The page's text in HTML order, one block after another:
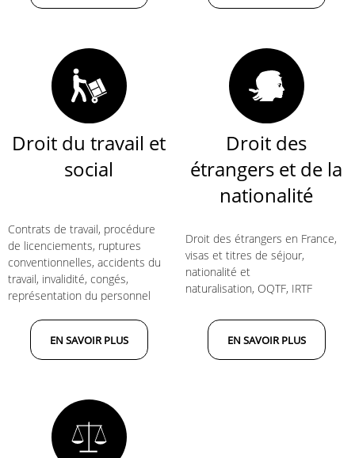
Droit du travail et
social
Contrats de travail, procédure
de licenciements, ruptures
conventionnelles, accidents du
travail, invalidité, congés,
représentation du personnel
EN SAVOIR PLUS
Droit des
étrangers et de la
nationalité
Droit des étrangers en France,
visas et titres de séjour,
nationalité et
naturalisation, OQTF, IRTF
EN SAVOIR PLUS